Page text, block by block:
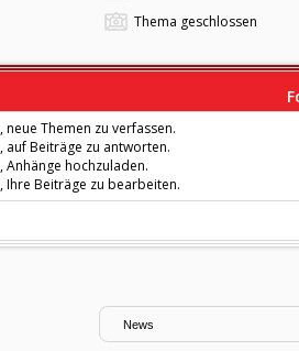
Thema geschlossen
, neue Themen zu verfassen.
, auf Beiträge zu antworten.
, Anhänge hochzuladen.
, Ihre Beiträge zu bearbeiten.